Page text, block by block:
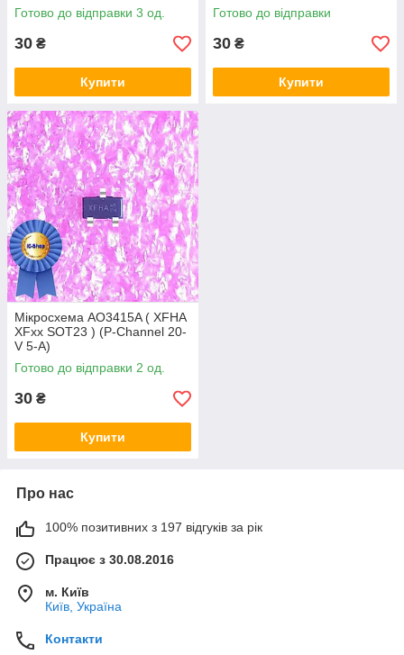
Готово до відправки 3 од.
30 ₴
Купити
Готово до відправки
30 ₴
Купити
Мікросхема AO3415A ( XFHA
XFxx SOT23 ) (P-Channel 20-
V 5-A)
Готово до відправки 2 од.
30 ₴
Купити
Про нас
100% позитивних з 197 відгуків за рік
Працює з 30.08.2016
м. Київ
Київ, Україна
Контакти